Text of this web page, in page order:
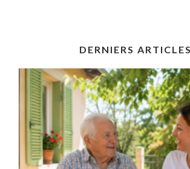
DERNIERS ARTICLES